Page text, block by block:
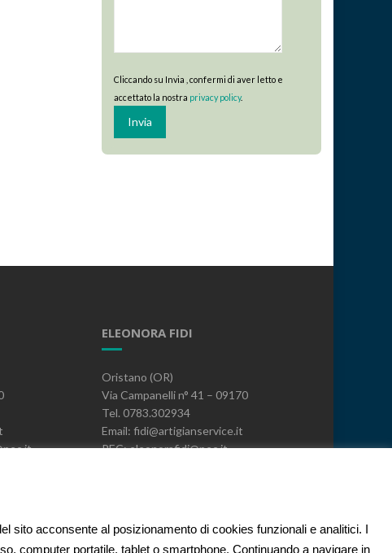
Cliccando su Invia , confermi di aver letto e
accettato la nostra privacy policy.
ELEONORA FIDI
Oristano (OR)
Via Campanelli n° 41 – 09170
Tel. 0783.302934
Email: fidi@artigianservice.it
PEC: eleonorafidi@pec.it
sito acconsente al posizionamento di cookies funzionali e analitici. I
computer portatile, tablet o smartphone. Continuando a navigare in